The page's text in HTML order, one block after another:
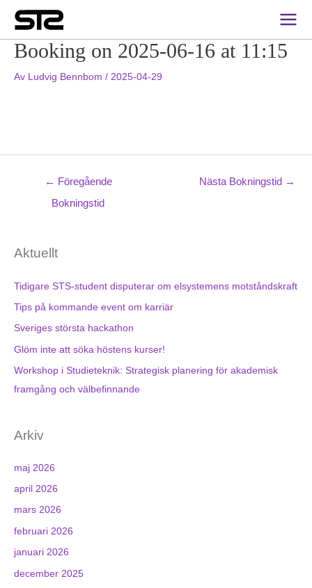
Main
Booking on 2025-06-16 at 11:15
Av Ludvig Bennbom / 2025-04-29
← Föregående
Bokningstid
Nästa Bokningstid →
Aktuellt
Tidigare STS-student disputerar om elsystemens motståndskraft
Tips på kommande event om karriär
Sveriges största hackathon
Glöm inte att söka höstens kurser!
Workshop i Studieteknik: Strategisk planering för akademisk
framgång och välbefinnande
Arkiv
maj 2026
april 2026
mars 2026
februari 2026
januari 2026
december 2025